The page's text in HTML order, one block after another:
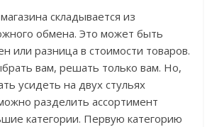
складывается из
обмена. Это может быть
или разница в стоимости товаров.
вам, решать только вам. Но,
усидеть на двух стульях
разделить ассортимент
категории. Первую категорию